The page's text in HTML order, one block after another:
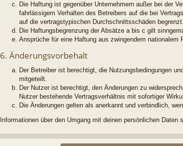
Die Haftung ist gegenüber Unternehmern außer bei der
fahrlässigem Verhalten des Betreibers auf die bei
auf die vertragstypischen Durchschnittsschäden
Die Haftungsbegrenzung der Absätze a bis c gilt
Ansprüche für eine Haftung aus zwingendem nationalem
6. Änderungsvorbehalt
Der Betreiber ist berechtigt, die Nutzungsbedingungen
mitgeteilt.
Der Nutzer ist berechtigt, den Änderungen zu
Nutzer bestehende Vertragsverhältnis mit sofortiger
Die Änderungen gelten als anerkannt und verbindlich,
Informationen über den Umgang mit deinen persönlichen Daten